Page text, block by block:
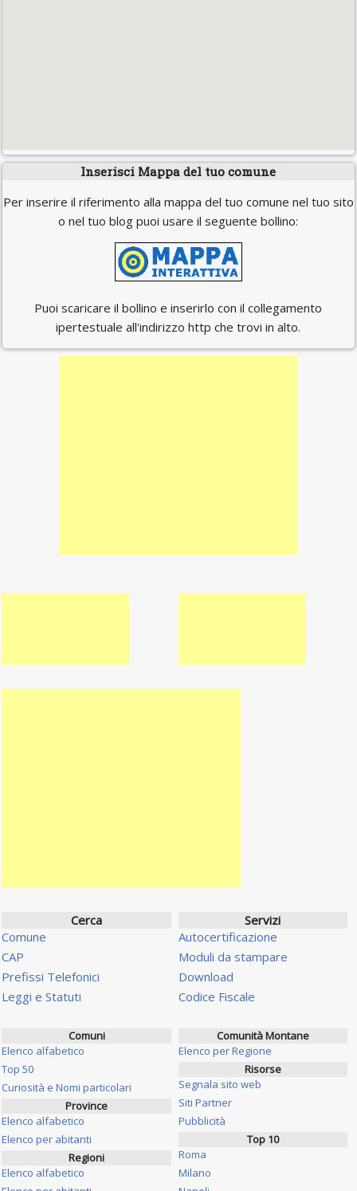
Inserisci Mappa del tuo comune
Per inserire il riferimento alla mappa del tuo comune nel tuo sito
o nel tuo blog puoi usare il seguente bollino:
Puoi scaricare il bollino e inserirlo con il collegamento
ipertestuale all'indirizzo http che trovi in alto.
Cerca
Comune
CAP
Prefissi Telefonici
Leggi e Statuti
Servizi
Autocertificazione
Moduli da stampare
Download
Codice Fiscale
Comuni
Elenco alfabetico
Top 50
Curiosità e Nomi particolari
Province
Elenco alfabetico
Elenco per abitanti
Regioni
Elenco alfabetico
Comunità Montane
Elenco per Regione
Risorse
Segnala sito web
Siti Partner
Pubblicità
Top 10
Roma
Milano